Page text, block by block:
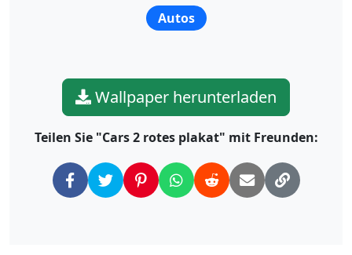
Autos
Wallpaper herunterladen
Teilen Sie "Cars 2 rotes plakat" mit Freunden: